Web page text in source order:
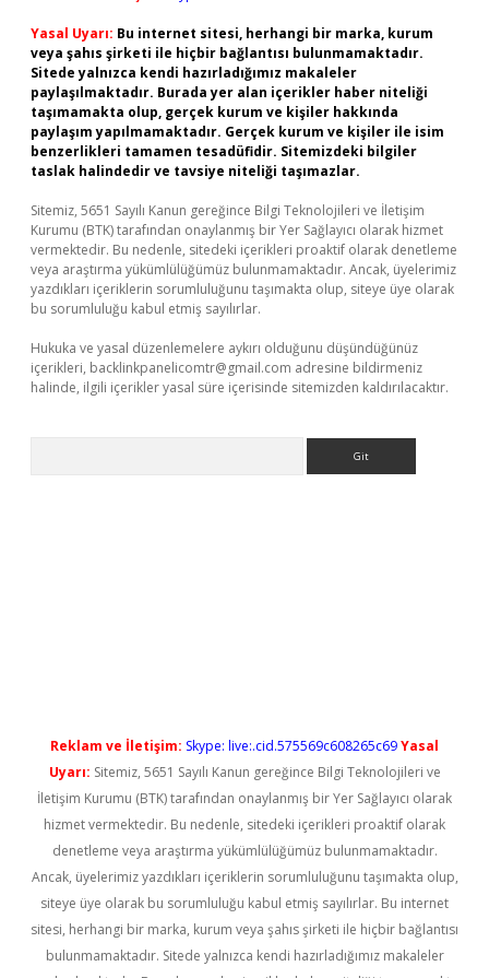
Yasal Uyarı: Bu internet sitesi, herhangi bir marka, kurum
veya şahıs şirketi ile hiçbir bağlantısı bulunmamaktadır.
Sitede yalnızca kendi hazırladığımız makaleler
paylaşılmaktadır. Burada yer alan içerikler haber niteliği
taşımamakta olup, gerçek kurum ve kişiler hakkında
paylaşım yapılmamaktadır. Gerçek kurum ve kişiler ile isim
benzerlikleri tamamen tesadüfidir. Sitemizdeki bilgiler
taslak halindedir ve tavsiye niteliği taşımazlar.
Sitemiz, 5651 Sayılı Kanun gereğince Bilgi Teknolojileri ve İletişim
Kurumu (BTK) tarafından onaylanmış bir Yer Sağlayıcı olarak hizmet
vermektedir. Bu nedenle, sitedeki içerikleri proaktif olarak denetleme
veya araştırma yükümlülüğümüz bulunmamaktadır. Ancak, üyelerimiz
yazdıkları içeriklerin sorumluluğunu taşımakta olup, siteye üye olarak
bu sorumluluğu kabul etmiş sayılırlar.
Hukuka ve yasal düzenlemelere aykırı olduğunu düşündüğünüz
içerikleri, backlinkpanelicomtr@gmail.com adresine bildirmeniz
halinde, ilgili içerikler yasal süre içerisinde sitemizden kaldırılacaktır.
Reklam ve İletişim: Skype: live:.cid.575569c608265c69Yasal
Uyarı: Sitemiz, 5651 Sayılı Kanun gereğince Bilgi Teknolojileri ve
İletişim Kurumu (BTK) tarafından onaylanmış bir Yer Sağlayıcı olarak
hizmet vermektedir. Bu nedenle, sitedeki içerikleri proaktif olarak
denetleme veya araştırma yükümlülüğümüz bulunmamaktadır.
Ancak, üyelerimiz yazdıkları içeriklerin sorumluluğunu taşımakta olup,
siteye üye olarak bu sorumluluğu kabul etmiş sayılırlar. Bu internet
sitesi, herhangi bir marka, kurum veya şahıs şirketi ile hiçbir bağlantısı
bulunmamaktadır. Sitede yalnızca kendi hazırladığımız makaleler